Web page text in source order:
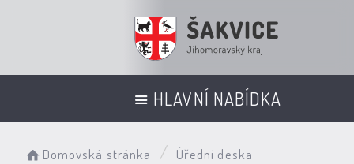
HLAVNÍ NABÍDKA
Domovská stránka
Úřední deska